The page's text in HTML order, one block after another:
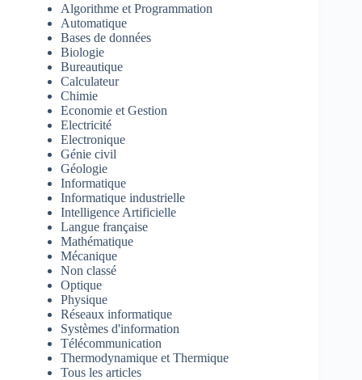
Algorithme et Programmation
Automatique
Bases de données
Biologie
Bureautique
Calculateur
Chimie
Economie et Gestion
Electricité
Electronique
Génie civil
Géologie
Informatique
Informatique industrielle
Intelligence Artificielle
Langue française
Mathématique
Mécanique
Non classé
Optique
Physique
Réseaux informatique
Systèmes d'information
Télécommunication
Thermodynamique et Thermique
Tous les articles